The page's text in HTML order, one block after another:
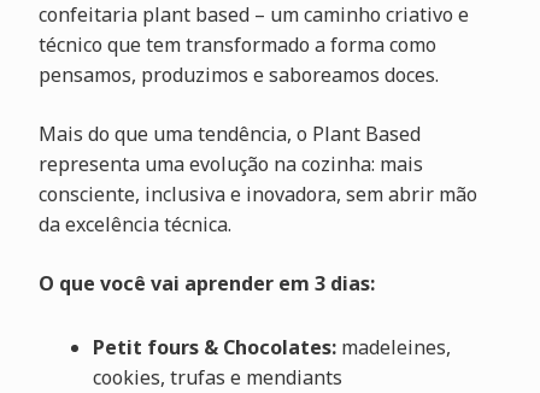
confeitaria plant based – um caminho criativo e
técnico que tem transformado a forma como
pensamos, produzimos e saboreamos doces.
Mais do que uma tendência, o Plant Based
representa uma evolução na cozinha: mais
consciente, inclusiva e inovadora, sem abrir mão
da excelência técnica.
O que você vai aprender em 3 dias:
Petit fours & Chocolates:madeleines,
cookies, trufas e mendiants